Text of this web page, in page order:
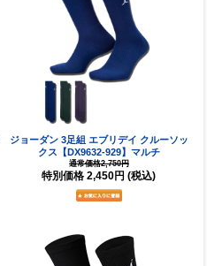
ジョーダン 3足組 エブリデイ クルーソッ
クス【DX9632-929】マルチ
通常価格2,750円
特別価格 2,450円 (税込)